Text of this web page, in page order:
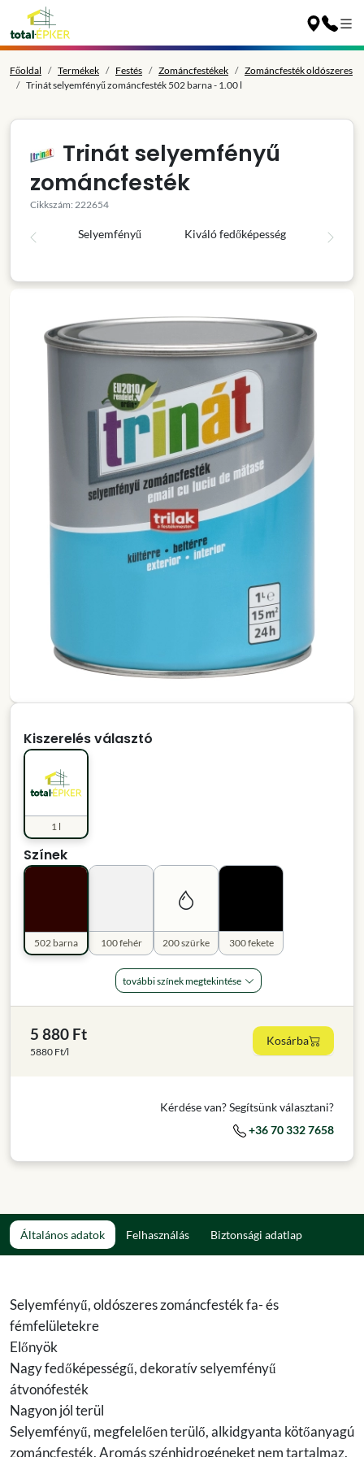
Főoldal Termékek Festés Zománcfestékek
Zománcfesték oldószeres
Trinát selyemfényű zománcfesték 502 barna - 1.00 l
Trinát selyemfényű
zománcfesték
Cikkszám: 222654
Selyemfényű Kiváló fedőképesség
Kiszerelés választó
1 l
Színek
100 fehér 200 szürke 300 fekete
502 barna
további színek megtekintése
5 880 Ft
5880 Ft/l
Kosárba
Kérdése van? Segítsünk választani?
+36 70 332 7658
Általános adatok Felhasználás Biztonsági adatlap
Selyemfényű, oldószeres zománcfesték fa- és
fémfelületekre
Előnyök
Nagy fedőképességű, dekoratív selyemfényű
átvonófesték
Nagyon jól terül
Selyemfényű, megfelelően terülő, alkidgyanta kötőanyagú
zománcfesték. Aromás szénhidrogéneket nem tartalmaz.